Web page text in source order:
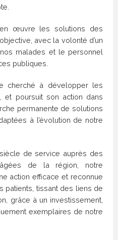
œuvre les solutions des
avec la volonté d’un
malades et le personnel
publiques.
cherché à développer les
et poursuit son action dans
permanente de solutions
à l’évolution de notre
de service auprès des
de la région, notre
action efficace et reconnue
patients, tissant des liens de
grâce à un investissement,
exemplaires de notre